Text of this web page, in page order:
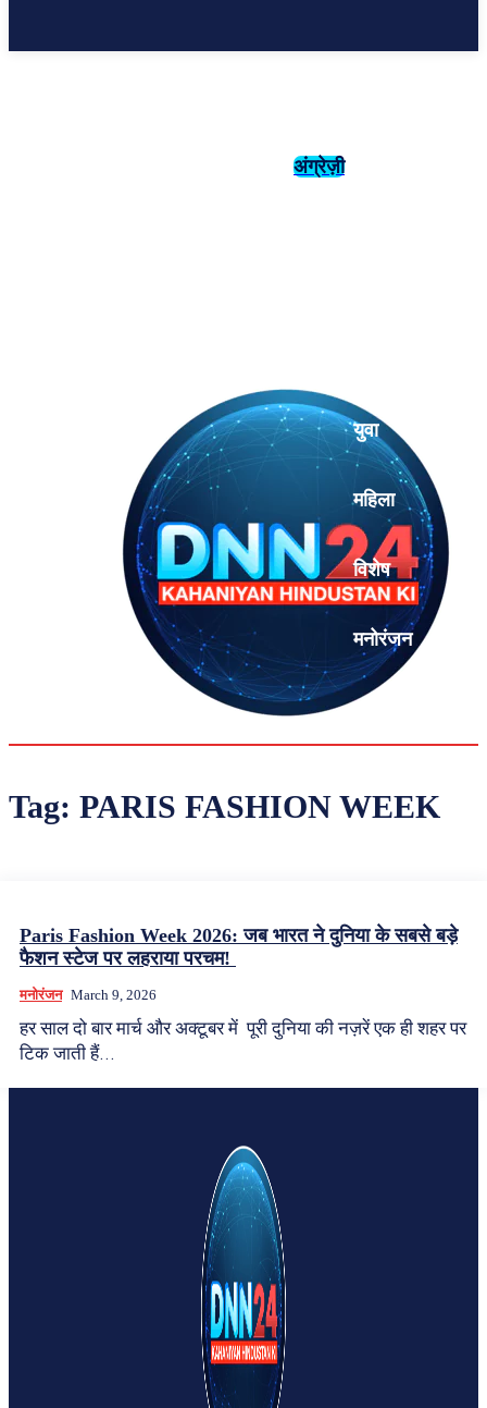
अंग्रेज़ी
युवा
महिला
विशेष
मनोरंजन
Tag: PARIS FASHION WEEK
Paris Fashion Week 2026: जब भारत ने दुनिया के सबसे बड़े
फैशन स्टेज पर लहराया परचम!
मनोरंजन March 9, 2026
हर साल दो बार मार्च और अक्टूबर में पूरी दुनिया की नज़रें एक ही शहर पर
टिक जाती हैं...